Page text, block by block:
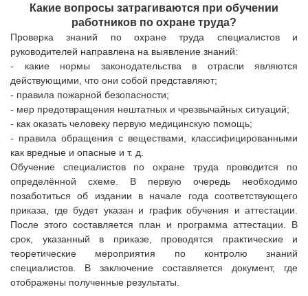
Какие вопросы затрагиваются при обучении
работников по охране труда?
Проверка знаний по охране труда специалистов и
руководителей направлена на выявление знаний:
- какие нормы законодательства в отрасли являются
действующими, что они собой представляют;
- правила пожарной безопасности;
- мер предотвращения нештатных и чрезвычайных ситуаций;
- как оказать человеку первую медицинскую помощь;
- правила обращения с веществами, классифицированными
как вредные и опасные и т. д.
Обучение специалистов по охране труда проводится по
определённой схеме. В первую очередь необходимо
позаботиться об издании в начале года соответствующего
приказа, где будет указан и график обучения и аттестации.
После этого составляется план и программа аттестации. В
срок, указанный в приказе, проводятся практические и
теоретические мероприятия по контролю знаний
специалистов. В заключение составляется документ, где
отображены полученные результаты.